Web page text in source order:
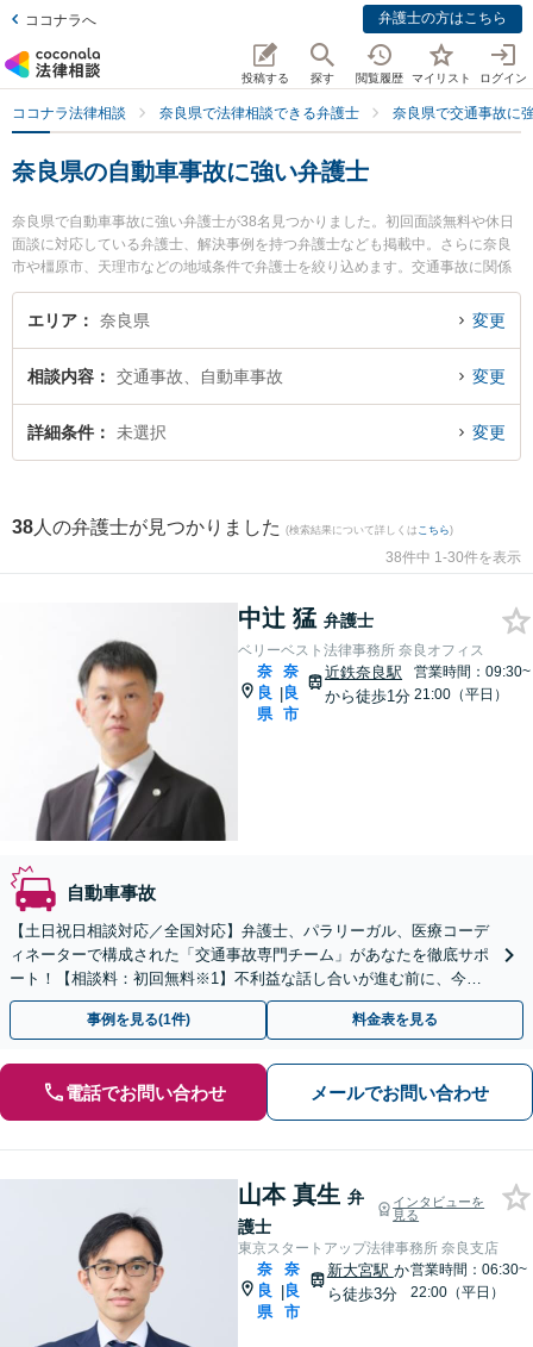
ココナラへ 弁護士の方はこちら
投稿する 探す 閲覧履歴 マイリスト ログイン
ココナラ法律相談 奈良県で法律相談できる弁護士 奈良県で交通事故に
奈良県の自動車事故に強い弁護士
奈良県で自動車事故に強い弁護士が38名見つかりました。初回面談無料や休日
面談に対応している弁護士、解決事例を持つ弁護士なども掲載中。さらに奈良
市や橿原市、天理市などの地域条件で弁護士を絞り込めます。交通事故に関係
する自動車事故やバイク事故、自転車事故等の細かな分野での絞り込み検索も
でき便利です。特にベリーベスト法律事務所 奈良オフィスの中辻 猛弁護士や東
す。『奈良県で土日や夜間に発生した自動車事故のトラブルを今すぐに弁護士
に相談したい』『自動車事故のトラブル解決の実績豊富な近くの弁護士を検索
したい』『初回相談無料で自動車事故を法律相談できる奈良県内の弁護士に相
エリア 奈良県 変更
相談内容 交通事故、自動車事故 変更
詳細条件 未選択 変更
38 人の弁護士が見つかりました (検索結果について詳しくは こちら)
38件中 1-30件を表示
中辻 猛 弁護士
ベリーベスト法律事務所 奈良オフィス
奈
良
県
|
奈
良
市
近鉄奈良駅
から徒歩1分
営業時間：09:30~
21:00（平日）
自動車事故
【土日祝日相談対応／全国対応】弁護士、パラリーガル、医療コーデ
ィネーターで構成された「交通事故専門チーム」があなたを徹底サポ
ート！【相談料：初回無料※1】不利益な話し合いが進む前に、今す
ぐ相談！
事例を見る(1件) 料金表を見る
電話でお問い合わせ メールでお問い合わせ
山本 真生 弁
護士
インタビューを
見る
東京スタートアップ法律事務所 奈良支店
奈
良
県
|
奈
良
市
新大宮駅 か
ら徒歩3分
営業時間：06:30~
22:00（平日）